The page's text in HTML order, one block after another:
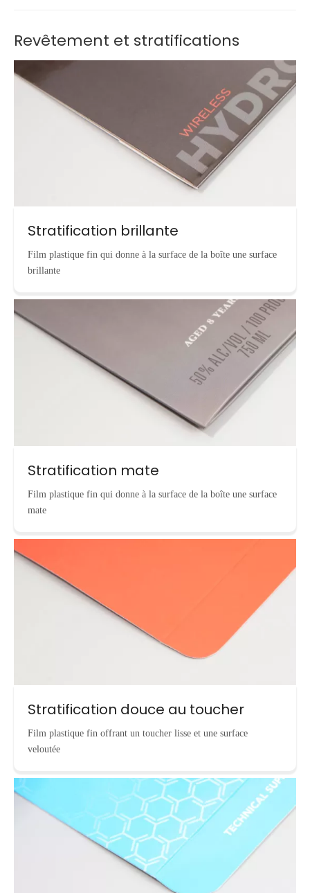
Revêtement et stratifications
Stratification brillante
Film plastique fin qui donne à la surface de la boîte une surface
brillante
Stratification mate
Film plastique fin qui donne à la surface de la boîte une surface
mate
Stratification douce au toucher
Film plastique fin offrant un toucher lisse et une surface
veloutée